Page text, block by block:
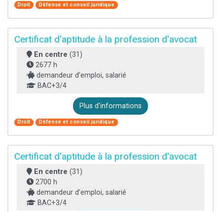
Droit Défense et conseil juridique
Certificat d'aptitude à la profession d'avocat
En centre (31)
2677 h
demandeur d’emploi, salarié
BAC+3/4
Plus d'informations
Droit Défense et conseil juridique
Certificat d'aptitude à la profession d'avocat
En centre (31)
2700 h
demandeur d’emploi, salarié
BAC+3/4